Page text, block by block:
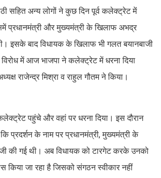
सहित अन्य लोगों ने कुछ दिन पूर्व कलेक्ट्रेट में
प्रधानमंत्री और मुख्यमंत्री के खिलाफ अभद्र
इसके बाद विधायक के खिलाफ भी गलत बयानबाजी
में आज भाजपा ने कलेक्ट्रेट में धरना दिया
राजेन्द्र मिश्रा व राहुल गौतम ने किया।
पहुंचे और वहां पर धरना दिया। इस दौरान
प्रदर्शन के नाम पर प्रधानमंत्री, मुख्यमंत्री के
की गई थी। अब विधायक को टारगेट करके उनको
किया जा रहा है जिसको संगठन स्वीकार नहीं